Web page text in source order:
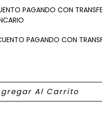
PAGANDO CON
PAGANDO CON